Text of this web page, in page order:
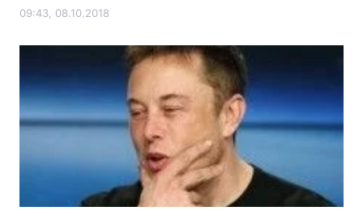
09:43, 08.10.2018